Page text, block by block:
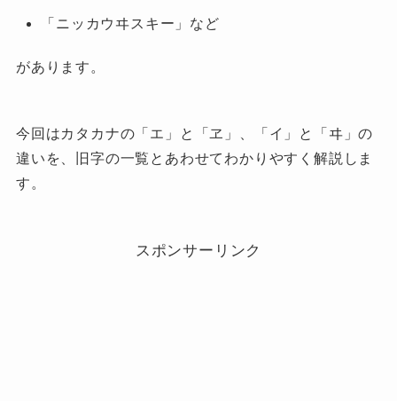
「ニッカウヰスキー」など
があります。
今回はカタカナの「エ」と「ヱ」、「イ」と「ヰ」の
違いを、旧字の一覧とあわせてわかりやすく解説しま
す。
スポンサーリンク